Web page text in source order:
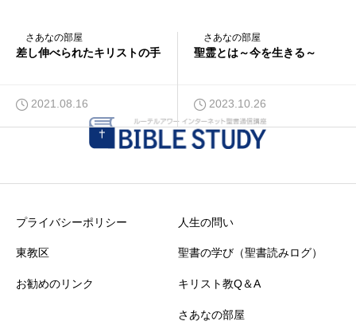
さあなの部屋
差し伸べられたキリストの手
2021.08.16
さあなの部屋
聖霊とは～今を生きる～
2023.10.26
プライバシーポリシー
東教区
お勧めのリンク
人生の問い
聖書の学び（聖書読みログ）
キリスト教Q＆A
さあなの部屋